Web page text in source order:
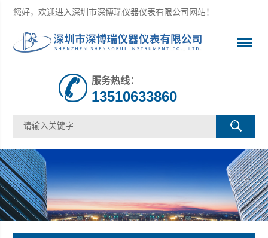
您好，欢迎进入深圳市深博瑞仪器仪表有限公司网站！
服务热线：
13510633860